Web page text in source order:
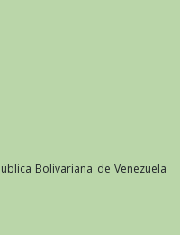
Bolivariana de Venezuela